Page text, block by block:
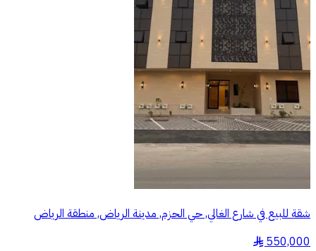
شقة للبيع في شارع الغالي, حي الحزم, مدينة الرياض, منطقة الرياض
550,000
§